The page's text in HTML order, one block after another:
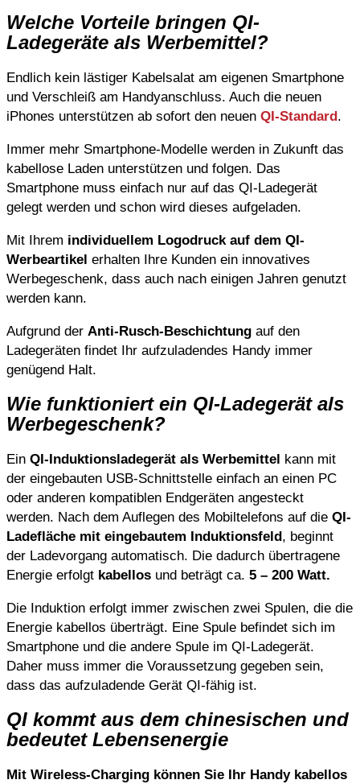
Welche Vorteile bringen QI-
Ladegeräte als Werbemittel?
Endlich kein lästiger Kabelsalat am eigenen Smartphone
und Verschleiß am Handyanschluss. Auch die neuen
iPhones unterstützen ab sofort den neuen QI-Standard .
Immer mehr Smartphone-Modelle werden in Zukunft das
kabellose Laden unterstützen und folgen. Das
Smartphone muss einfach nur auf das QI-Ladegerät
gelegt werden und schon wird dieses aufgeladen.
Mit Ihrem individuellem Logodruck auf dem QI-
Werbeartikel erhalten Ihre Kunden ein innovatives
Werbegeschenk, dass auch nach einigen Jahren genutzt
werden kann.
Aufgrund der Anti-Rusch-Beschichtung auf den
Ladegeräten findet Ihr aufzuladendes Handy immer
genügend Halt.
Wie funktioniert ein QI-Ladegerät als
Werbegeschenk?
Ein QI-Induktionsladegerät als Werbemittel
kann mit
der eingebauten USB-Schnittstelle einfach an einen PC
oder anderen kompatiblen Endgeräten angesteckt
werden. Nach dem Auflegen des Mobiltelefons auf die QI-
Ladefläche mit eingebautem Induktionsfeld , beginnt
der Ladevorgang automatisch. Die dadurch übertragene
Energie erfolgt kabellos und beträgt ca. 5 – 200 Watt.
Die Induktion erfolgt immer zwischen zwei Spulen, die die
Energie kabellos überträgt. Eine Spule befindet sich im
Smartphone und die andere Spule im QI-Ladegerät.
Daher muss immer die Voraussetzung gegeben sein,
dass das aufzuladende Gerät QI-fähig ist.
QI kommt aus dem chinesischen und
bedeutet Lebensenergie
Mit Wireless-Charging können Sie Ihr Handy kabellos